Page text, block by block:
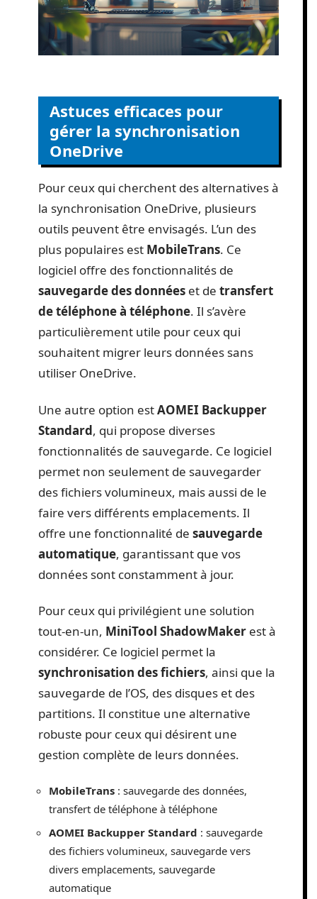
Astuces efficaces pour
gérer la synchronisation
OneDrive
Pour ceux qui cherchent des alternatives à
la synchronisation OneDrive, plusieurs
outils peuvent être envisagés. L’un des
plus populaires est MobileTrans. Ce
logiciel offre des fonctionnalités de
sauvegarde des données et de transfert
de téléphone à téléphone. Il s’avère
particulièrement utile pour ceux qui
souhaitent migrer leurs données sans
utiliser OneDrive.
Une autre option estAOMEI Backupper
Standard, qui propose diverses
fonctionnalités de sauvegarde. Ce logiciel
permet non seulement de sauvegarder
des fichiers volumineux, mais aussi de le
faire vers différents emplacements. Il
offre une fonctionnalité de sauvegarde
automatique, garantissant que vos
données sont constamment à jour.
Pour ceux qui privilégient une solution
tout-en-un, MiniTool ShadowMaker est à
considérer. Ce logiciel permet la
synchronisation des fichiers, ainsi que la
sauvegarde de l’OS, des disques et des
partitions. Il constitue une alternative
robuste pour ceux qui désirent une
gestion complète de leurs données.
MobileTrans : sauvegarde des données,
transfert de téléphone à téléphone
AOMEI Backupper Standard : sauvegarde
des fichiers volumineux, sauvegarde vers
divers emplacements, sauvegarde
automatique